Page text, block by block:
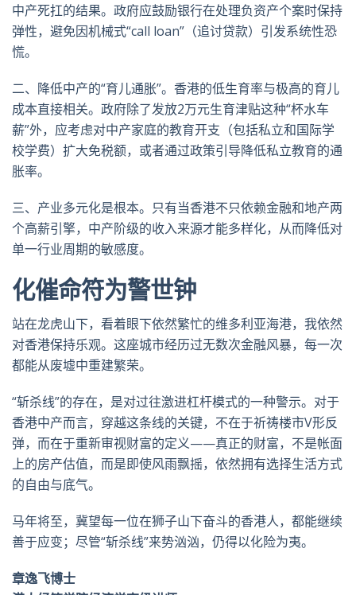
中产死扛的结果。政府应鼓励银行在处理负资产个案时保持
弹性，避免因机械式“call loan”（追讨贷款）引发系统性恐
慌。
二、降低中产的“育儿通胀”。香港的低生育率与极高的育儿
成本直接相关。政府除了发放2万元生育津贴这种“杯水车
薪”外，应考虑对中产家庭的教育开支（包括私立和国际学
校学费）扩大免税额，或者通过政策引导降低私立教育的通
胀率。
三、产业多元化是根本。只有当香港不只依赖金融和地产两
个高薪引擎，中产阶级的收入来源才能多样化，从而降低对
单一行业周期的敏感度。
化催命符为警世钟
站在龙虎山下，看着眼下依然繁忙的维多利亚海港，我依然
对香港保持乐观。这座城市经历过无数次金融风暴，每一次
都能从废墟中重建繁荣。
“斩杀线”的存在，是对过往激进杠杆模式的一种警示。对于
香港中产而言，穿越这条线的关键，不在于祈祷楼市V形反
弹，而在于重新审视财富的定义——真正的财富，不是帐面
上的房产估值，而是即使风雨飘摇，依然拥有选择生活方式
的自由与底气。
马年将至，冀望每一位在狮子山下奋斗的香港人，都能继续
善于应变；尽管“斩杀线”来势汹汹，仍得以化险为夷。
章逸飞博士